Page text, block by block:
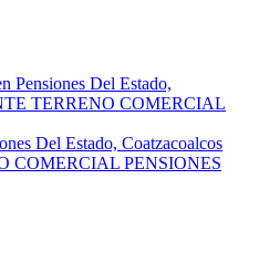
Del Estado, Coatzacoalcos
COMERCIAL PENSIONES